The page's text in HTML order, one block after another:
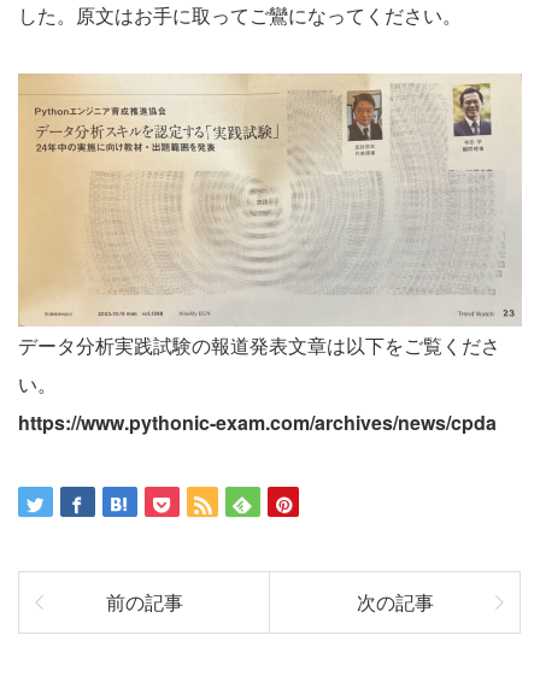
した。原文はお手に取ってご鸞になってください。
データ分析実践試験の報道発表文章は以下をご覧くださ
い。
https://www.pythonic-exam.com/archives/news/cpda
前の記事 次の記事